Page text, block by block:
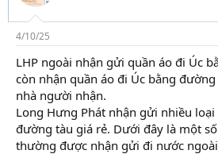
d
s
t
a
r
t
e
i
4/10/25
LHP ngoài nhận gửi quần áo đi Úc
còn nhận quần áo đi Úc bằng
nhà người nhận.
Long Hưng Phát nhận gửi nhiều
đường tàu giá rẻ. Dưới đây là một
thường được nhận gửi đi nước